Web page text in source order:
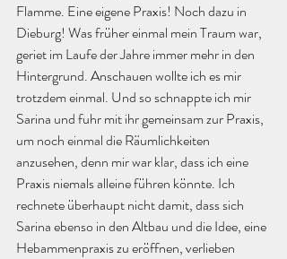
Flamme. Eine eigene Praxis! Noch dazu in
Dieburg! Was früher einmal mein Traum war,
geriet im Laufe der Jahre immer mehr in den
Hintergrund. Anschauen wollte ich es mir
trotzdem einmal. Und so schnappte ich mir
Sarina und fuhr mit ihr gemeinsam zur Praxis,
um noch einmal die Räumlichkeiten
anzusehen, denn mir war klar, dass ich eine
Praxis niemals alleine führen könnte. Ich
rechnete überhaupt nicht damit, dass sich
Sarina ebenso in den Altbau und die Idee, eine
Hebammenpraxis zu eröffnen, verlieben